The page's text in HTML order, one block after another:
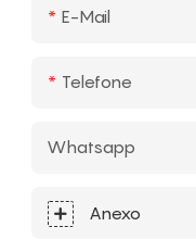
E-Mail
Telefone
Whatsapp
Anexo